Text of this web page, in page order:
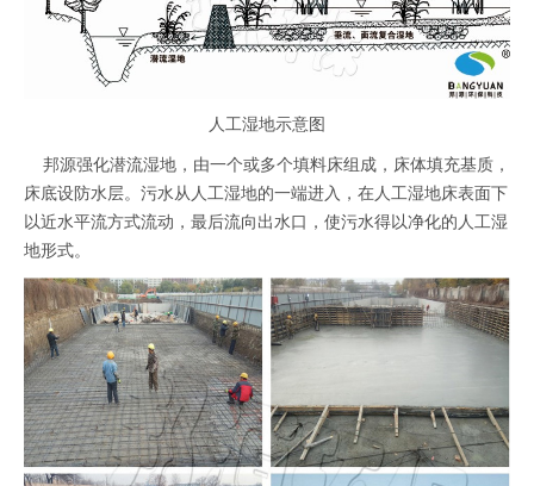
人工湿地示意图
邦源强化潜流湿地，由一个或多个填料床组成，床体填充基质，
床底设防水层。污水从人工湿地的一端进入，在人工湿地床表面下
以近水平流方式流动，最后流向出水口，使污水得以净化的人工湿
地形式。